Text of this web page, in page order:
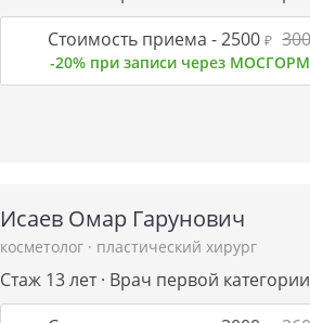
Стоимость приема -2500₽
-20% при записи через
Исаев Омар Гарунович
косметолог · пластический хирург
Стаж 13 лет · Врач первой категории